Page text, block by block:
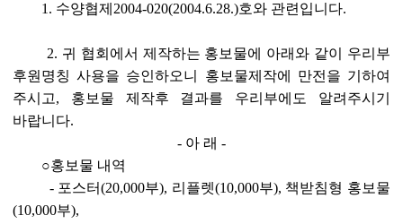
1. 수양협제2004-020(2004.6.28.)호와 관련입니다.
2. 귀 협회에서 제작하는 홍보물에 아래와 같이 우리부
후원명칭 사용을 승인하오니 홍보물제작에 만전을 기하여
주시고, 홍보물 제작후 결과를 우리부에도 알려주시기
바랍니다.
- 아 래 -
○홍보물 내역
- 포스터(20,000부), 리플렛(10,000부), 책받침형 홍보물
(10,000부),